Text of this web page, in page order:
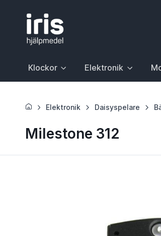
Klockor
Huvudrubrik med undermeny. För att
Elektronik
Huvudrubrik med
Elektronik Daisyspelare
Milestone 312